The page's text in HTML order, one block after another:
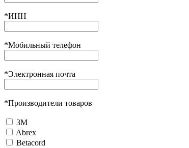
*ИНН
*Мобильный телефон
*Электронная почта
*Производители товаров
3М
Abrex
Betacord